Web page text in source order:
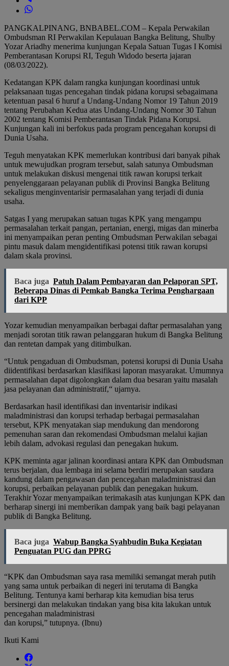
PANGKALPINANG, BNBABEL.COM – Kepala Perwakilan
Ombudsman RI Perwakilan Kepulauan Bangka Belitung, Shulby
Yozar Ariadhy menerima kunjungan Kepala Satuan Tugas I Komisi
Pemberantasan Korupsi RI, Teguh Widodo beserta jajaran
(08/03/2022).
Kedatangan KPK dalam rangka kunjungan koordinasi untuk
pelaksanaan tugas pencegahan tindak pidana korupsi sebagaimana
ketentuan pasal 6 huruf a Undang-Undang Nomor 19 Tahun 2019
tentang Perubahan Kedua atas Undang-Undang Nomor 30 Tahun
2002 tentang Komisi Pemberantasan Tindak Pidana Korupsi.
Kunjungan kali ini berfokus pada program pencegahan korupsi di
Dunia Usaha.
Teguh menyatakan KPK memerlukan kontribusi dari banyak pihak
untuk mewujudkan program tersebut, salah satunya Ombudsman
untuk melakukan diskusi mengenai titik rawan korupsi terkait
penyelenggaraan pelayanan publik di Provinsi Bangka Belitung
sekaligus menginventarisir permasalahan yang terjadi di dunia
usaha.
Satgas I yang merupakan satuan tugas KPK yang mengampu
permasalahan terkait pangan, pertanian, energi, migas dan minerba
ini menyampaikan peran penting Ombudsman Perwakilan sebagai
pintu masuk dalam mengidentifikasi potensi titik rawan korupsi
dalam skala provinsi.
Baca juga Patuh Dalam Pembayaran dan Pelaporan SPT,
Beberapa Dinas di Pemkab Bangka Terima Penghargaan
dari KPP
Yozar kemudian menyampaikan berbagai daftar permasalahan yang
menjadi sorotan titik rawan pelanggaran hukum di Bangka Belitung
dan rentetan dampak yang ditimbulkan.
“Untuk pengaduan di Ombudsman, potensi korupsi di Dunia Usaha
diidentifikasi berdasarkan klasifikasi laporan masyarakat. Umumnya
permasalahan dapat digolongkan dalam dua besaran yaitu masalah
jasa pelayanan dan administratif,“ ujarnya.
Berdasarkan hasil identifikasi dan inventarisir indikasi
maladministrasi dan korupsi terhadap berbagai permasalahan
tersebut, KPK menyatakan siap mendukung dan mendorong
pemenuhan saran dan rekomendasi Ombudsman melalui kajian
lebih dalam, advokasi regulasi dan penegakan hukum.
KPK meminta agar jalinan koordinasi antara KPK dan Ombudsman
terus berjalan, dua lembaga ini selama berdiri merupakan saudara
kandung dalam pengawasan dan pencegahan maladministrasi dan
korupsi, perbaikan pelayanan publik dan penegakan hukum.
Terakhir Yozar menyampaikan terimakasih atas kunjungan KPK dan
berharap sinergi ini memberikan dampak yang baik bagi pelayanan
publik di Bangka Belitung.
Baca juga Wabup Bangka Syahbudin Buka Kegiatan
Penguatan PUG dan PPRG
“KPK dan Ombudsman saya rasa memiliki semangat merah putih
yang sama untuk perbaikan di negeri ini terutama di Bangka
Belitung. Tentunya kami berharap kita kemudian bisa terus
bersinergi dan melakukan tindakan yang bisa kita lakukan untuk
pencegahan maladministrasi
dan korupsi,” tutupnya. (Ibnu)
Ikuti Kami